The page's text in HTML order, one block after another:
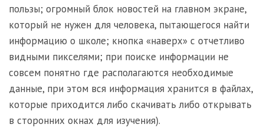
пользы; огромный блок новостей на главном экране,
который не нужен для человека, пытающегося найти
информацию о школе; кнопка «наверх» с отчетливо
видными пикселями; при поиске информации не
совсем понятно где располагаются необходимые
данные, при этом вся информация хранится в файлах,
которые приходится либо скачивать либо открывать
в сторонних окнах для изучения).